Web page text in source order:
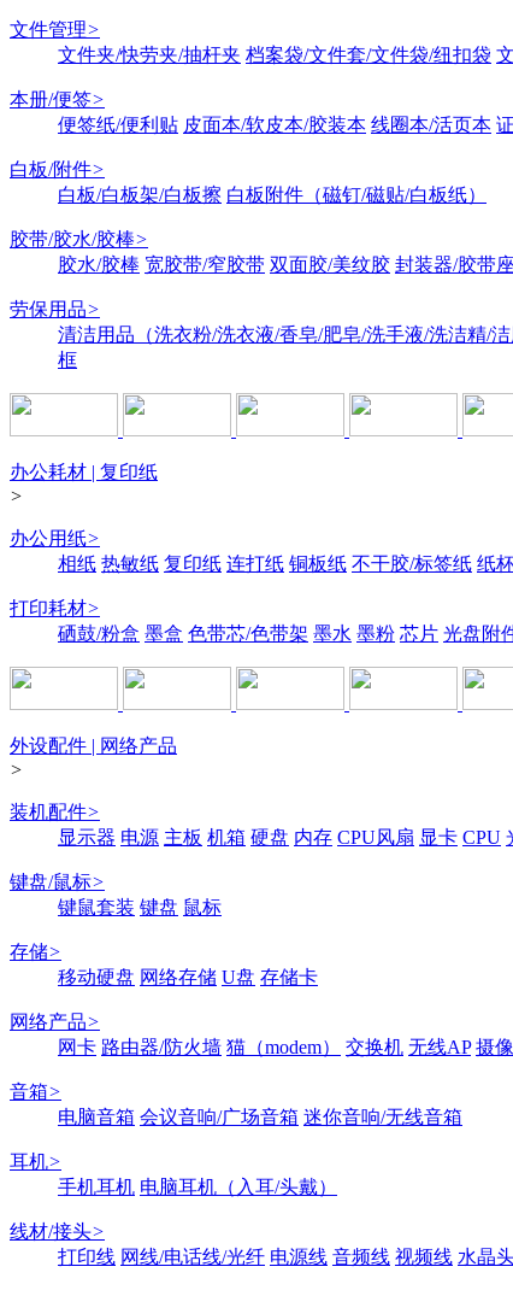
文件管理>
文件夹/快劳夹/抽杆夹 档案袋/文件套/文件袋/纽扣袋
本册/便签>
便签纸/便利贴 皮面本/软皮本/胶装本 线圈本/活页本
白板/附件>
白板/白板架/白板擦 白板附件（磁钉/磁贴/白板纸）
胶带/胶水/胶棒>
胶水/胶棒 宽胶带/窄胶带 双面胶/美纹胶 封装器/胶带座
劳保用品>
清洁用品（洗衣粉/洗衣液/香皂/肥皂/洗手液/洗洁精/洁
框
办公耗材 | 复印纸
>
办公用纸>
相纸 热敏纸 复印纸 连打纸 铜板纸 不干胶/标签纸 纸
打印耗材>
硒鼓/粉盒 墨盒 色带芯/色带架 墨水 墨粉 芯片 光盘附
外设配件 | 网络产品
>
装机配件>
显示器 电源 主板 机箱 硬盘 内存 CPU风扇 显卡 CPU
键盘/鼠标>
键鼠套装 键盘 鼠标
存储>
移动硬盘 网络存储 U盘 存储卡
网络产品>
网卡 路由器/防火墙 猫（modem） 交换机 无线AP 摄
音箱>
电脑音箱 会议音响/广场音箱 迷你音响/无线音箱
耳机>
手机耳机 电脑耳机（入耳/头戴）
线材/接头>
打印线 网线/电话线/光纤 电源线 音频线 视频线 水晶